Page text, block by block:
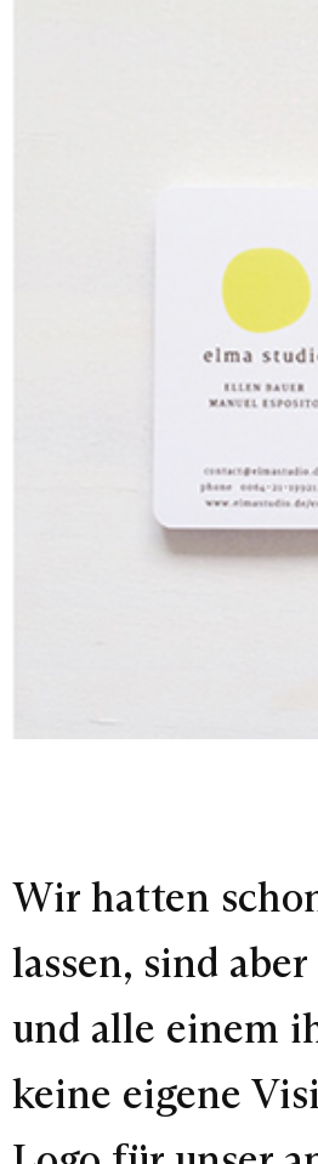
Wir hatten
lassen, sind
und alle einem
keine eigene